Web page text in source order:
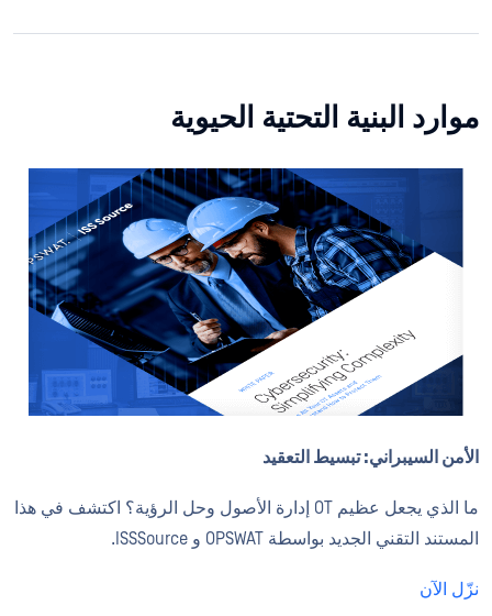
موارد البنية التحتية الحيوية
الأمن السيبراني: تبسيط التعقيد
ما الذي يجعل عظيم OT إدارة الأصول وحل الرؤية؟ اكتشف في هذا
المستند التقني الجديد بواسطة OPSWAT و ISSSource.
نزّل الآن